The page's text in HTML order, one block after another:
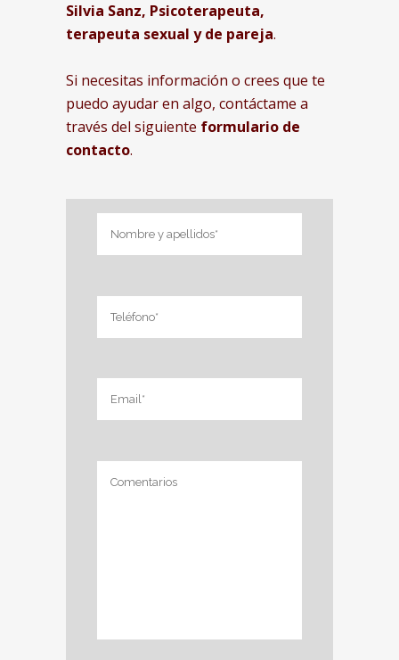
Silvia Sanz, Psicoterapeuta,
terapeuta sexual y de pareja.
Si necesitas información o crees que te
puedo ayudar en algo, contáctame a
través del siguiente formulario de
contacto.